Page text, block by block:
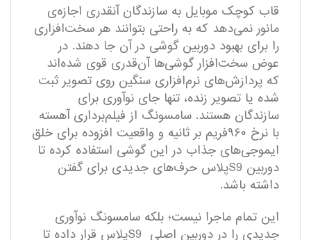
قاب کوچک موبایل به سازندگان آنقدری اجازه‌ی
مانور نمی‌دهد که به راحتی بتوانند هر سخت‌افزاری
را برای بهبود دوربین گوشی‌ در آن جا دهند. در
عوض سخت‌افزار گوشی‌ها آن‌قدری قوی شده‌اند
که پردازش‌های نرم‌افزاری سنگین روی تصویر ثبت
شده یا تصویر زنده، تنها جای نوآوری برای
سازندگان هستند. سامسونگ از فیلم‌برداری آهسته
با نرخ ۹۶۰فریم بر ثانیه و واقعیت افزوده برای خلق
ایموجی‌های جذاب در این گوشی استفاده کرده تا
دوربین S9پلاس حرف‌های جدیدی برای گفتن
داشته باشد.
این تمام ماجرا نیست؛ بلکه سامسونگ نوآوری
جدیدی را در دوربین اصلی S9پلاس قرار داده تا